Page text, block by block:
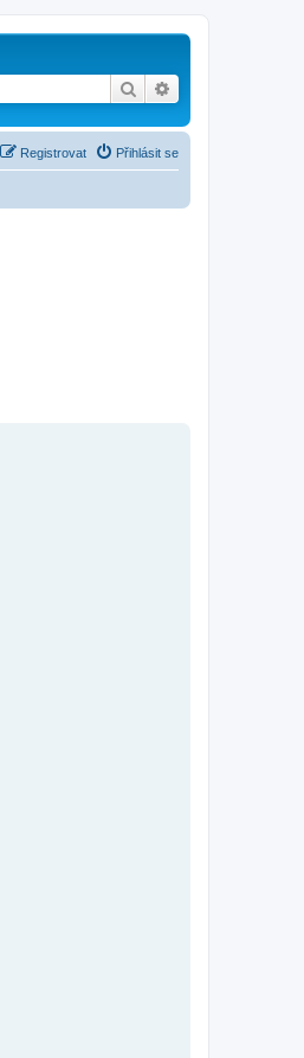
Hledat
Přihlásit se
Registrovat